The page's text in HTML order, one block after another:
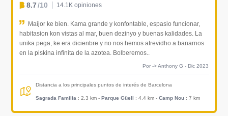
8.7/10 14.1K opiniones
Maijor ke bien. Kama grande y konfontable, espasio funcionar,
habitasion kon vistas al mar, buen dezinyo y buenas kalidades. La
unika pega, ke era dicienbre y no nos hemos atrevidho a banarnos
en la piskina infinita de la azotea. Bolberemos..
Por -> Anthony G - Dic 2023
Distancia a los principales puntos de interés de Barcelona
Sagrada Familia : 2.3 km - Parque Güell : 4.4 km - Camp Nou : 7 km